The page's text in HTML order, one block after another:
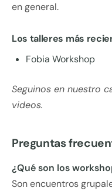
en general.
Los talleres más
Fobia Workshop
Seguinos en nuestro
videos.
Preguntas
¿Qué son los
Son encuentros